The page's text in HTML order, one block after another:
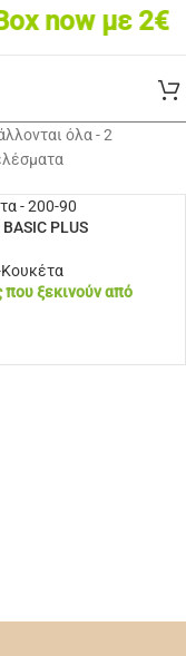
now με 2€
όλα - 2
PLUS
που ξεκινούν από